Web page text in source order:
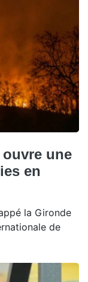
une
en
la Gironde
de